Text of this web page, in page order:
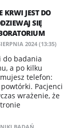
KRWI JEST DO
SIĘ
2024 (13:35)
do badania
a po kilku
telefon:
Pacjenci
wrażenie, że